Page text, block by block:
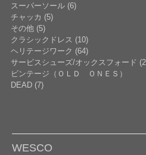
スーパーソール (6)
チャッカ (5)
その他 (5)
クラシックドレス (10)
ヘリテージワーク (64)
サービスシューズ/オックスフォード
ビンテージ（ＯＬＤ ＯＮＥＳ）
DEAD (7)
WESCO